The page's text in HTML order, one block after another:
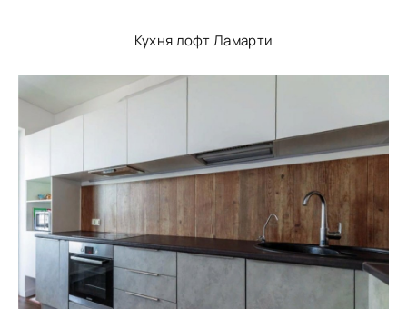
Кухня лофт Ламарти